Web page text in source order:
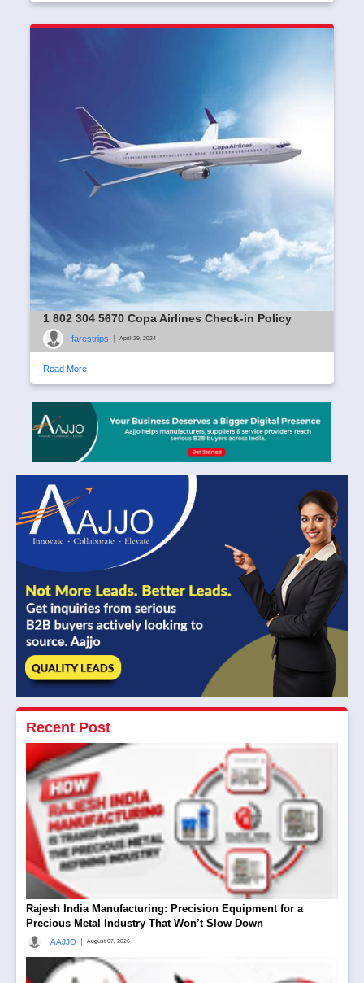
1 802 304 5670 Copa Airlines Check-in Policy
farestrips April 29, 2024
Read More
Recent Post
Rajesh India Manufacturing: Precision Equipment for a
Precious Metal Industry That Won’t Slow Down
AAJJO August 07, 2026